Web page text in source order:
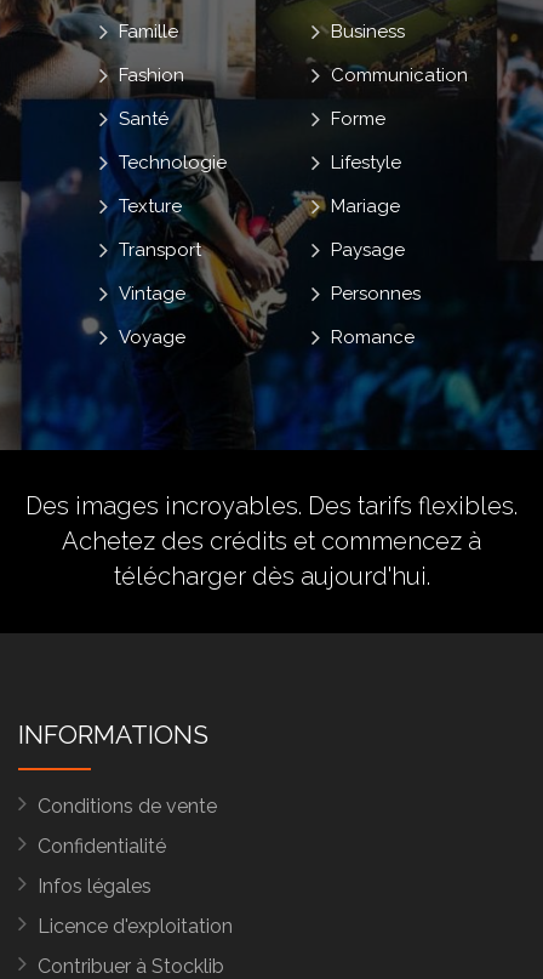
Business
Communication
Famille
Fashion
Forme
Lifestyle
Mariage
Paysage
Personnes
Romance
Santé
Technologie
Texture
Transport
Vintage
Voyage
Des images incroyables. Des tarifs flexibles.
Achetez des crédits et commencez à
télécharger dès aujourd'hui.
INFORMATIONS
Conditions de vente
Confidentialité
Infos légales
Licence d'exploitation
Contribuer à Stocklib